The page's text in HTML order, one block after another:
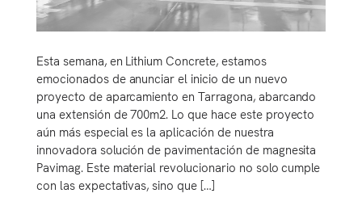
Esta semana, en Lithium Concrete, estamos
emocionados de anunciar el inicio de un nuevo
proyecto de aparcamiento en Tarragona, abarcando
una extensión de 700m2. Lo que hace este proyecto
aún más especial es la aplicación de nuestra
innovadora solución de pavimentación de magnesita
Pavimag. Este material revolucionario no solo cumple
con las expectativas, sino que […]